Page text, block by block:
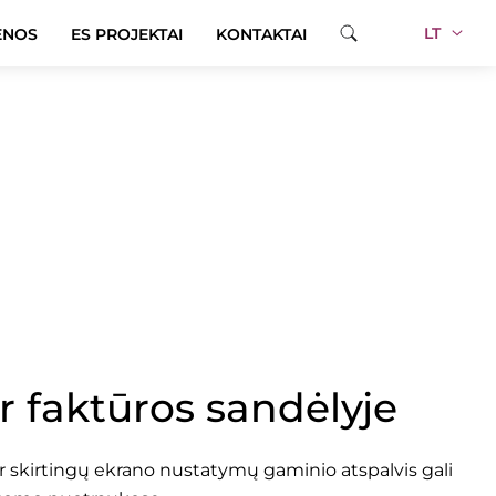
ES PROJEKTAI KONTAKTAI LT
faktūros sandėlyje
skirtingų ekrano nustatymų gaminio atspalvis gali